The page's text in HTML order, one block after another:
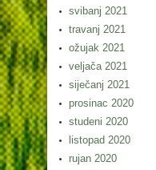
svibanj 2021
travanj 2021
ožujak 2021
veljača 2021
siječanj 2021
prosinac 2020
studeni 2020
listopad 2020
rujan 2020